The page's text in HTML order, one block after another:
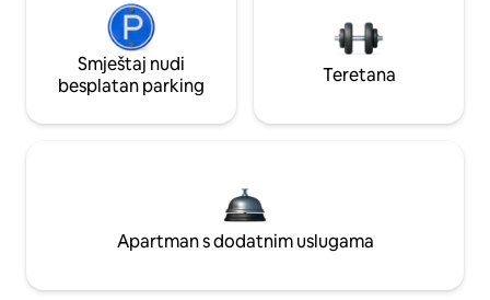
Smještaj nudi
besplatan parking
Teretana
Apartman s dodatnim uslugama